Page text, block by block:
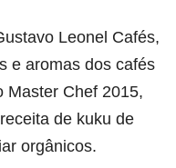
Leonel Cafés,
e aromas dos cafés
Master Chef 2015,
de kuku de
orgânicos.